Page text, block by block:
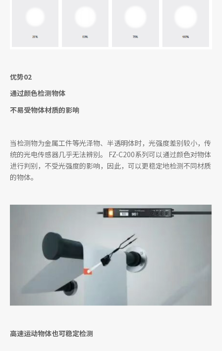
优势02
通过颜色检测物体
不易受物体材质的影响
当检测物为金属工件等光泽物、半透明体时，光强度差别较小，传
统的光电传感器几乎无法辨别。 FZ-C200系列可以通过颜色对物体
进行判别，不受光强度的影响，因此，可以更稳定地检测不同材质
的物体。
高速运动物体也可稳定检测